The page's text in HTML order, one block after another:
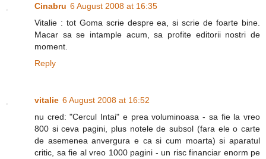
Cinabru 6 August 2008 at 16:35
Vitalie : tot Goma scrie despre ea, si scrie de foarte bine.
Macar sa se intample acum, sa profite editorii nostri de
moment.
Reply
vitalie 6 August 2008 at 16:52
nu cred: "Cercul Intai" e prea voluminoasa - sa fie la vreo
800 si ceva pagini, plus notele de subsol (fara ele o carte
de asemenea anvergura e ca si cum moarta) si aparatul
critic, sa fie al vreo 1000 pagini - un risc financiar enorm pe